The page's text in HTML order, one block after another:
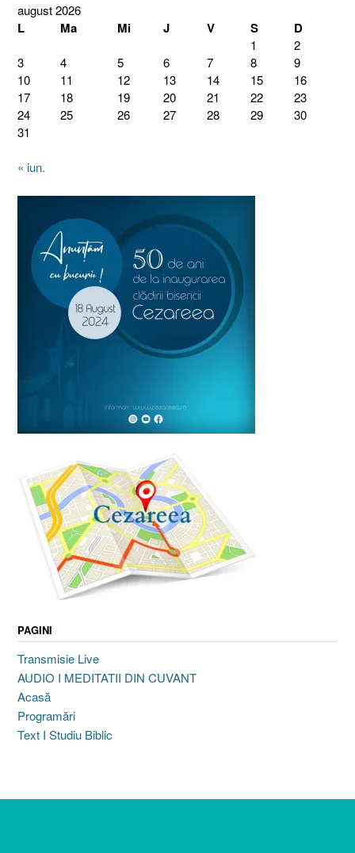
august 2026
L Ma Mi J V S D
1
2
3
4 5 6 7 8
9
10
11 12 13 14 15
16
17
18 19 20 21 22
23
24
25 26 27 28 29
30
31
« iun.
PAGINI
Transmisie Live
AUDIO I MEDITATII DIN CUVANT
Acasă
Programări
Text I Studiu Biblic